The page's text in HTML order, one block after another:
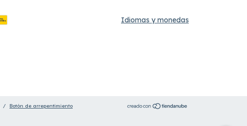
Idiomas y monedas
/ Botón de arrepentimiento